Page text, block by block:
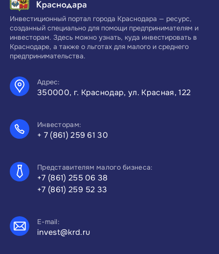
Инвестиционный портал города Краснодара — ресурс,
созданный специально для помощи предпринимателям и
инвесторам. Здесь можно узнать, куда инвестировать в
Краснодаре, а также о льготах для малого и среднего
предпринимательства.
Адрес:
350000, г. Краснодар, ул. Красная, 122
Инвесторам:
+ 7 (861) 259 61 30
Представителям малого бизнеса:
+7 (861) 255 06 38
+7 (861) 259 52 33
E-mail:
invest@krd.ru